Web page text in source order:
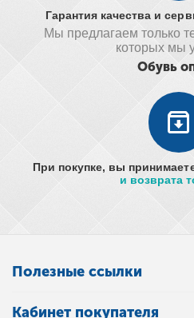
Гарантия качества и
Мы предлагаем только
которых мы
Обувь
При покупке, вы
и возврата
Полезные ссылки
Кабинет покупателя